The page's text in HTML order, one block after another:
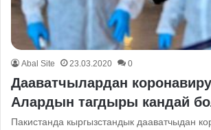
Abal Site 23.03.2020 0
Дааватчылардан
Алардын тагдыры кандай
Пакистанда кыргызстандык дааватчыдан